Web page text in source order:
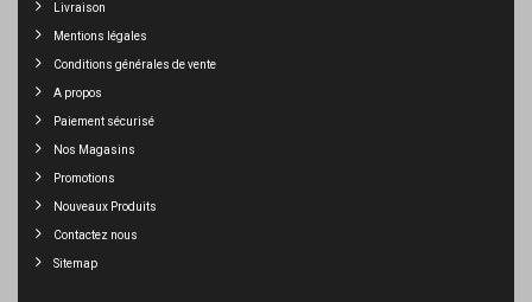
Livraison
Mentions légales
Conditions générales de vente
A propos
Paiement sécurisé
Nos Magasins
Promotions
Nouveaux Produits
Contactez nous
Sitemap